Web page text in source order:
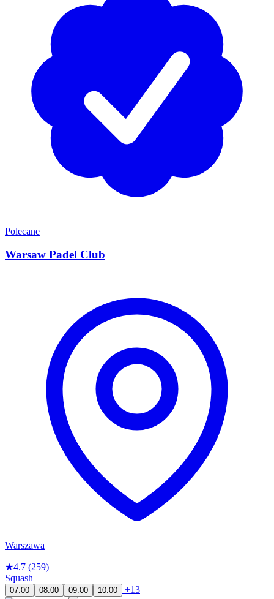
Polecane
Warsaw Padel Club
Warszawa
★4.7 (259)
Squash
07:00 08:00 09:00 10:00
+13